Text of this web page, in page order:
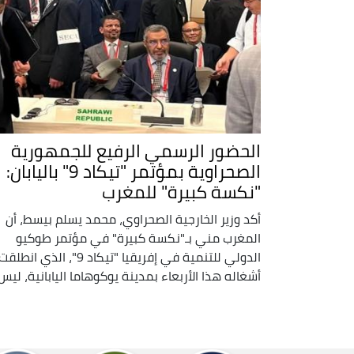
الحضور الرسمي الرفيع للجمهورية
الصحراوية بمؤتمر "تيكاد 9" باليابان:
"نكسة كبيرة" للمغرب
أكد وزير الخارجية الصحراوي، محمد يسلم بيسط، أن
المغرب مني بـ"نكسة كبيرة" في مؤتمر طوكيو
الدولي للتنمية في إفريقيا "تيكاد 9"، الذي
أشغاله هذا الأربعاء بمدينة يوكوهاما اليابانية،